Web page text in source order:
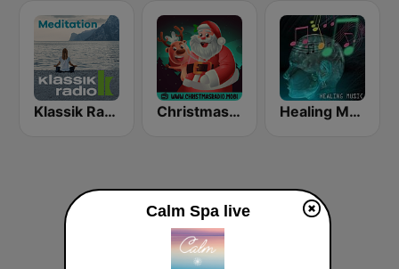
Klassik Radio Meditation Christmas Radio Healing Music
Calm Spa live